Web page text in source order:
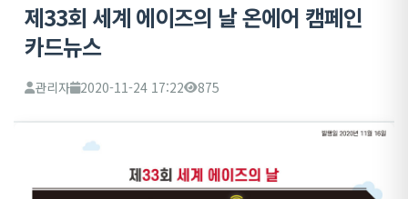
제33회 세계 에이즈의 날 온에어 캠페인
카드뉴스
관리자 2020-11-24 17:22 875